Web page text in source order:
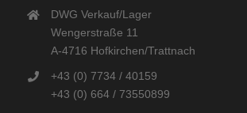
DWG Verkauf/Lager
Wengerstraße 11
A-4716 Hofkirchen/Trattnach
+43 (0) 7734 / 40159
+43 (0) 664 / 73550899